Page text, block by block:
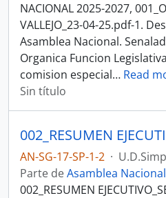
NACIONAL 2025-2027,
VALLEJO_23-04-25.pdf-1.
Asamblea Nacional.
Organica Funcion
comision especial… Read
Sin título
AN-SG-17-SP-1-2 ·
Parte deAsamblea Nacional
002_RESUMEN